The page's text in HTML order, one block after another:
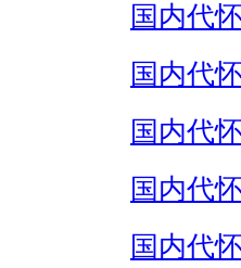
国内代
国内代
国内代
国内代
国内代